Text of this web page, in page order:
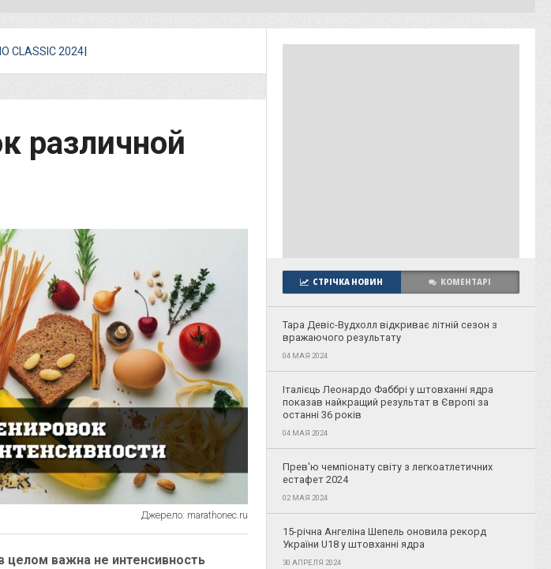
I
CLASSIC 2024
различной
Джерело: marathonec.ru
целом важна не интенсивность
СТРІЧКА НОВИН КОМЕНТАРІ
Тара Девіс-Вудхолл відкриває літній сезон з
вражаючого результату
04 МАЯ 2024
Італієць Леонардо Фаббрі у штовханні ядра
показав найкращий результат в Європі за
останні 36 років
04 МАЯ 2024
Прев'ю чемпіонату світу з легкоатлетичних
естафет 2024
02 МАЯ 2024
15-річна Ангеліна Шепель оновила рекорд
України U18 у штовханні ядра
30 АПРЕЛЯ 2024